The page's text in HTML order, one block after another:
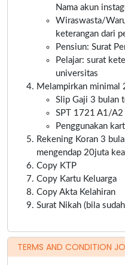
Nama akun
Wiraswasta/
keterangan dari
Pensiun: Surat
Pelajar: surat
universitas
Melampirkan minimal
Slip Gaji 3 bulan
SPT 1721 A1/A2
Penggunakan
Rekening Koran 3
mengendap 20juta
Copy KTP
Copy Kartu Keluarga
Copy Akta Kelahiran
Surat Nikah (bila
TERMS AND CONDITION